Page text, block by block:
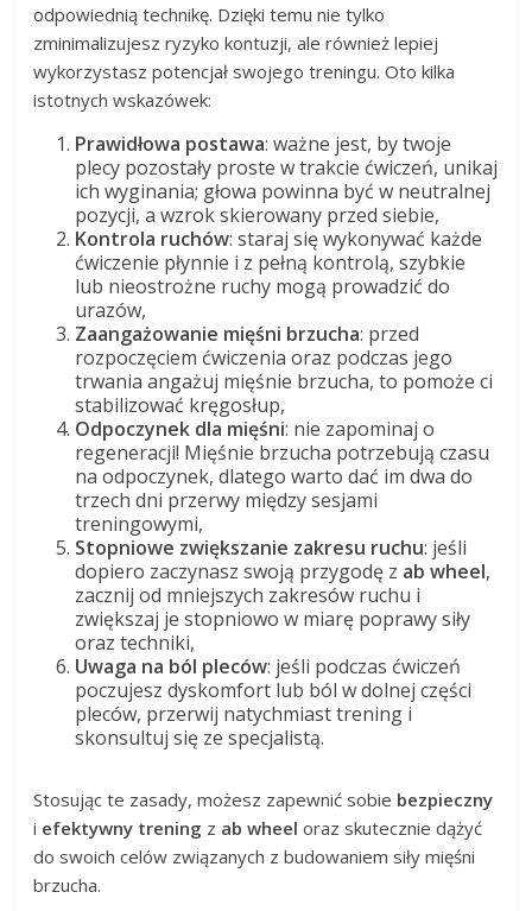
odpowiednią technikę. Dzięki temu nie tylko
zminimalizujesz ryzyko kontuzji, ale również lepiej
wykorzystasz potencjał swojego treningu. Oto kilka
istotnych wskazówek:
Prawidłowa postawa: ważne jest, by twoje
plecy pozostały proste w trakcie ćwiczeń, unikaj
ich wyginania; głowa powinna być w neutralnej
pozycji, a wzrok skierowany przed siebie,
Kontrola ruchów: staraj się wykonywać każde
ćwiczenie płynnie i z pełną kontrolą, szybkie
lub nieostrożne ruchy mogą prowadzić do
urazów,
Zaangażowanie mięśni brzucha: przed
rozpoczęciem ćwiczenia oraz podczas jego
trwania angażuj mięśnie brzucha, to pomoże ci
stabilizować kręgosłup,
Odpoczynek dla mięśni: nie zapominaj o
regeneracji! Mięśnie brzucha potrzebują czasu
na odpoczynek, dlatego warto dać im dwa do
trzech dni przerwy między sesjami
treningowymi,
Stopniowe zwiększanie zakresu ruchu: jeśli
dopiero zaczynasz swoją przygodę z ab wheel,
zacznij od mniejszych zakresów ruchu i
zwiększaj je stopniowo w miarę poprawy siły
oraz techniki,
Uwaga na ból pleców: jeśli podczas ćwiczeń
poczujesz dyskomfort lub ból w dolnej części
pleców, przerwij natychmiast trening i
skonsultuj się ze specjalistą.
Stosując te zasady, możesz zapewnić sobie bezpieczny
i efektywny trening z ab wheel oraz skutecznie dążyć
do swoich celów związanych z budowaniem siły mięśni
brzucha.